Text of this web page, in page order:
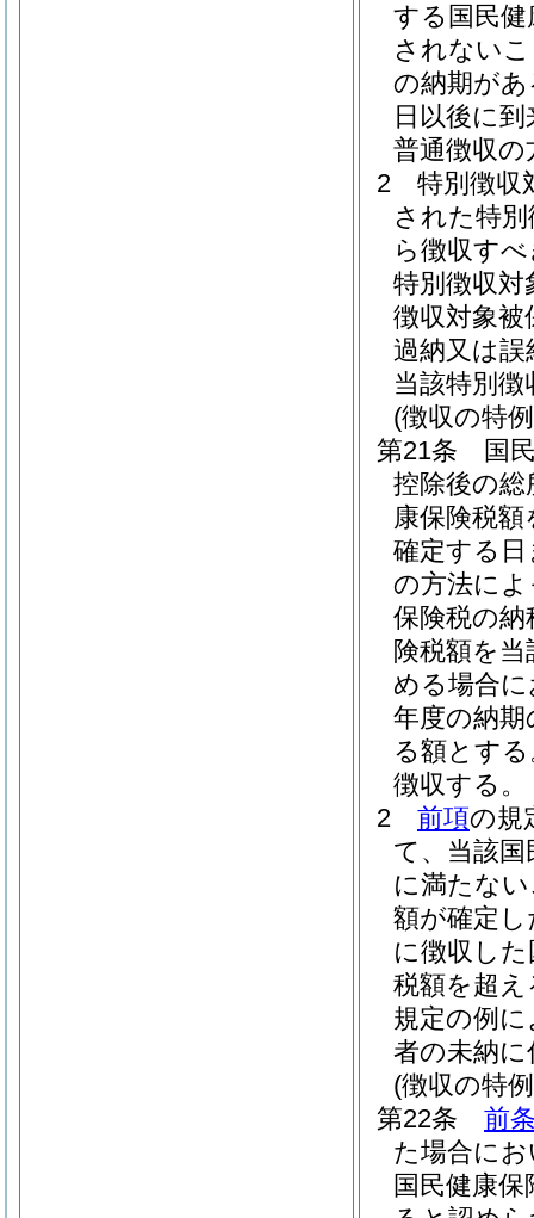
する国民
されない
の納期が
日以後に
普通徴収
2
特別徴収
された特
ら徴収す
特別徴収対
徴収対象
過納又は
当該特別
(徴収の特
第21条
国
控除後の
康保険税
確定する
の方法に
保険税の
険税額を
める場合
年度の納
る額とす
徴収する。
2
前項の規
て、当該
に満たな
額が確定
に徴収し
税額を超
規定の例
者の未納
(徴収の特
第22条
前
た場合に
国民健康